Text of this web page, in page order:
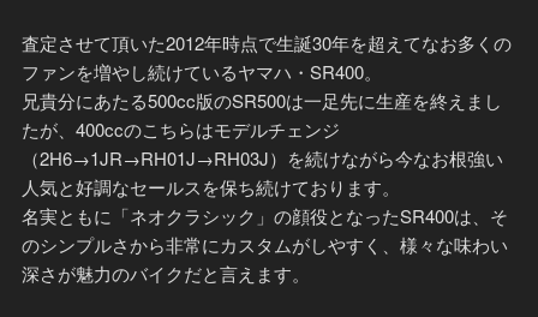
査定させて頂いた2012年時点で生誕30年を超えてなお多くの
ファンを増やし続けているヤマハ・SR400。
兄貴分にあたる500cc版のSR500は一足先に生産を終えまし
たが、400ccのこちらはモデルチェンジ
（2H6→1JR→RH01J→RH03J）を続けながら今なお根強い
人気と好調なセールスを保ち続けております。
名実ともに「ネオクラシック」の顔役となったSR400は、そ
のシンプルさから非常にカスタムがしやすく、様々な味わい
深さが魅力のバイクだと言えます。